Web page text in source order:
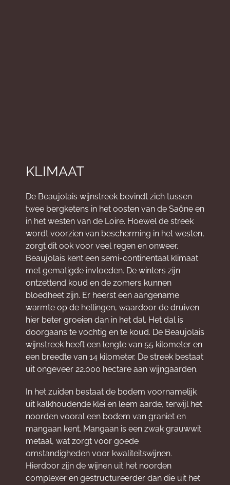
KLIMAAT
De Beaujolais wijnstreek bevindt zich tussen
twee bergketens in het oosten van de Saône en
in het westen van de Loire. Hoewel de streek
wordt voorzien van bescherming in het westen,
zorgt dit ook voor veel regen en onweer.
Beaujolais kent een semi-continentaal klimaat
met gematigde invloeden. De winters zijn
ontzettend koud en de zomers kunnen
bloedheet zijn. Er heerst een aangename
warmte op de hellingen, waardoor de druiven
hier beter groeien dan in het dal. Het dal is
doorgaans te vochtig en te koud. De Beaujolais
wijnstreek heeft een lengte van 55 kilometer en
een breedte van 14 kilometer. De streek bestaat
uit ongeveer 22.000 hectare aan wijngaarden.
In het zuiden bestaat de bodem voornamelijk
uit kalkhoudende klei en leem aarde, terwijl het
noorden vooral een bodem van graniet en
mangaan kent. Mangaan is een zwak grauwwit
metaal, wat zorgt voor goede
omstandigheden voor kwaliteitswijnen.
Hierdoor zijn de wijnen uit het noorden
complexer en gestructureerder dan die uit het